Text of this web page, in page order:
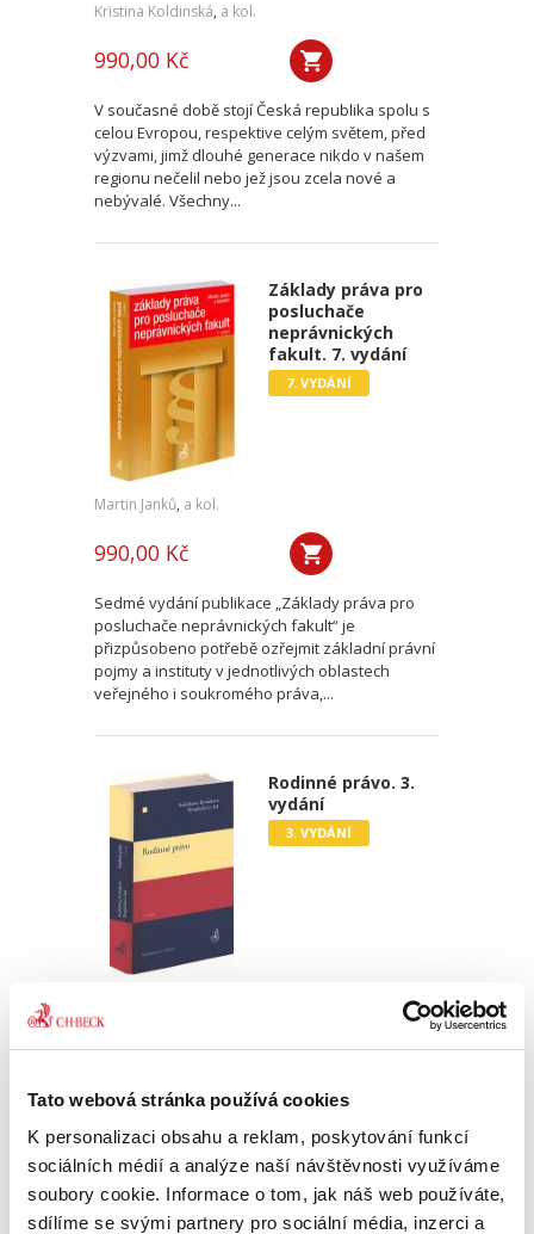
Tato webová stránka používá cookies
K personalizaci obsahu a reklam, poskytování funkcí
sociálních médií a analýze naší návštěvnosti využíváme
soubory cookie. Informace o tom, jak náš web používáte,
sdílíme se svými partnery pro sociální média, inzerci a
Kristina Koldinská, a kol.
990,00 Kč
V současné době stojí Česká republika spolu s
celou Evropou, respektive celým světem, před
výzvami, jimž dlouhé generace nikdo v našem
regionu nečelil nebo jež jsou zcela nové a
nebývalé. Všechny...
Základy práva pro
posluchače
neprávnických
fakult. 7. vydání
7. VYDÁNÍ
Martin Janků, a kol.
990,00 Kč
Sedmé vydání publikace „Základy práva pro
posluchače neprávnických fakult“ je
přizpůsobeno potřebě ozřejmit základní právní
pojmy a instituty v jednotlivých oblastech
veřejného i soukromého práva,...
Rodinné právo. 3.
vydání
3. VYDÁNÍ
Lenka Westphalová a kol.
870,00 Kč
Třetí, podstatně přepracované a aktualizované
čtivě a srozumitelně, reaguje na poměrně
rozsáhlou novelu občanského zákoníku a
procesních předpisů ve věci...